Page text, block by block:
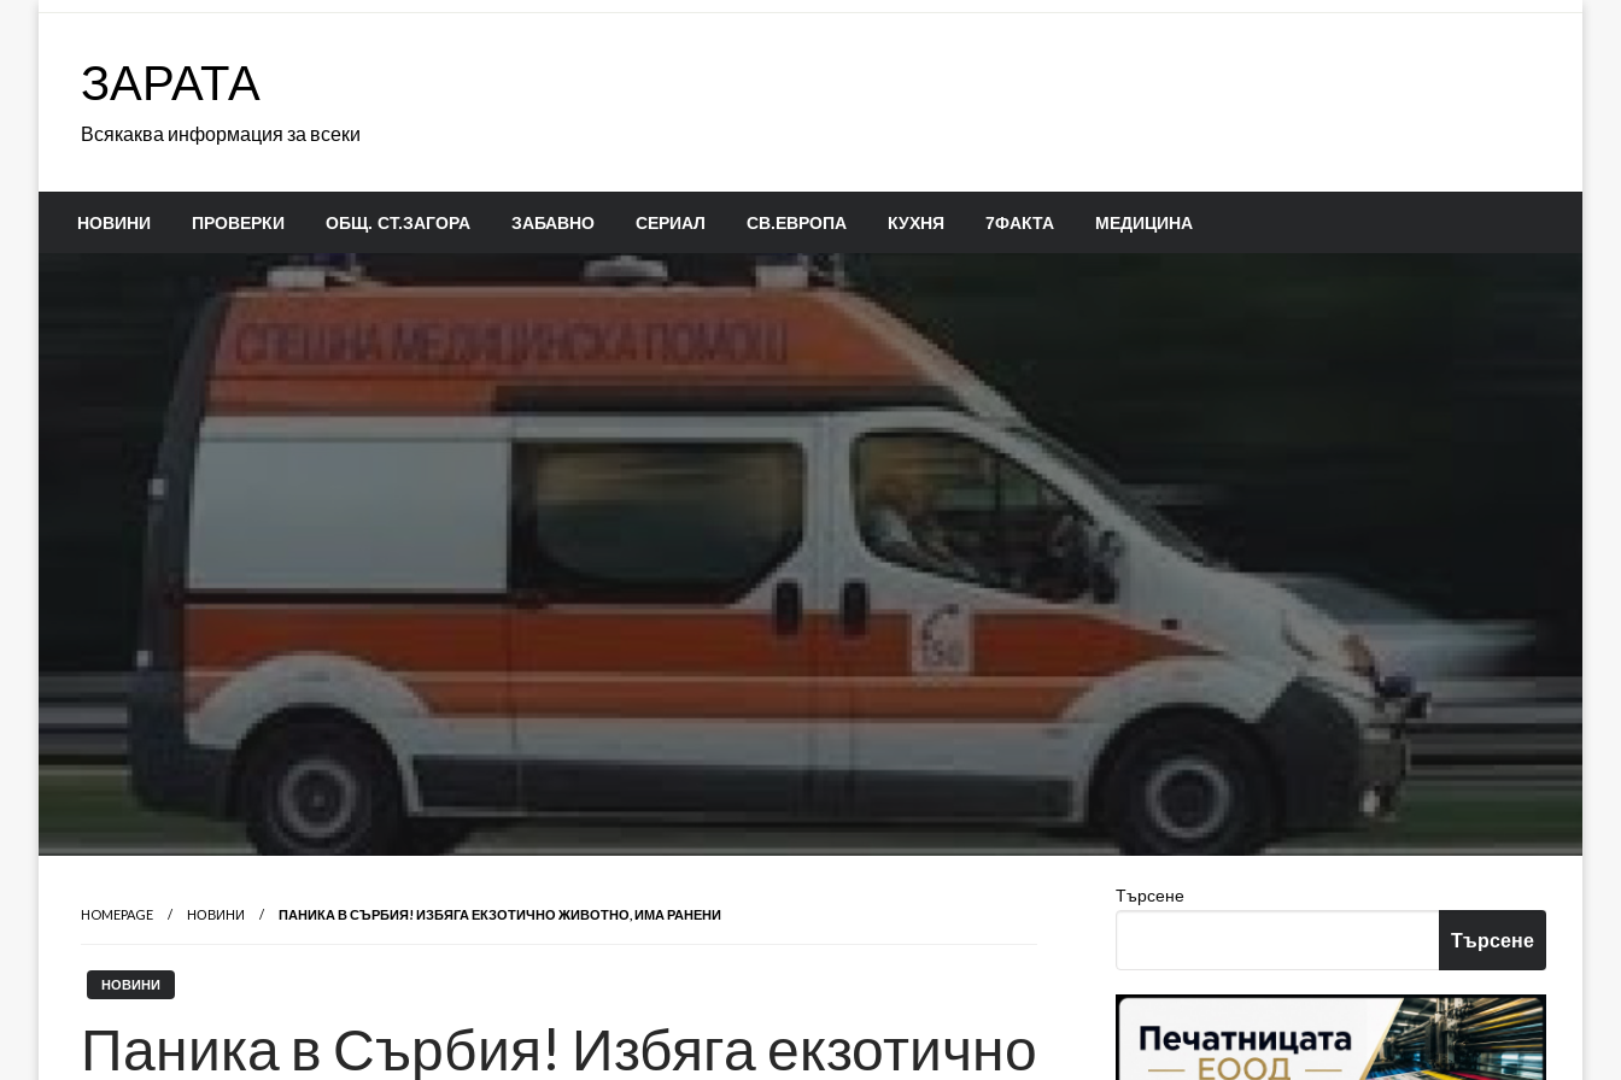
ЗАРАТА
Всякаква информация за всеки
НОВИНИ ПРОВЕРКИ ОБЩ. СТ.ЗАГОРА ЗАБАВНО СЕРИАЛ СВ.ЕВРОПА КУХНЯ 7ФАКТА МЕДИЦИНА
HOMEPAGE НОВИНИ ПАНИКА В СЪРБИЯ! ИЗБЯГА ЕКЗОТИЧНО ЖИВОТНО, ИМА РАНЕНИ
НОВИНИ
Паника в Сърбия! Избяга екзотично
Търсене
Търсене